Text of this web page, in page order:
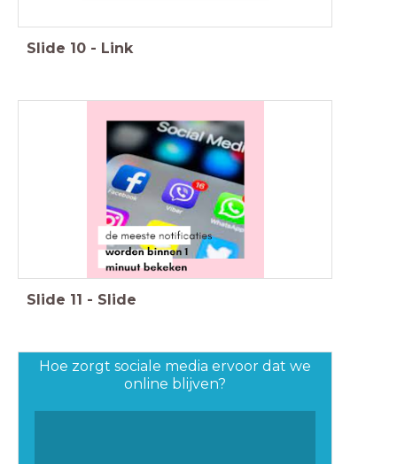
Slide 10 - Link
Slide 11 - Slide
Hoe zorgt sociale media ervoor dat we
online blijven?